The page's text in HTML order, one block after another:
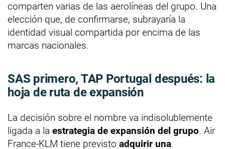
comparten varias de las aerolíneas del grupo. Una
elección que, de confirmarse, subrayaría la
identidad visual compartida por encima de las
marcas nacionales.
SAS primero, TAP Portugal después: la
hoja de ruta de expansión
La decisión sobre el nombre va indisolublemente
ligada a la estrategia de expansión del grupo. Air
France-KLM tiene previsto adquirir una